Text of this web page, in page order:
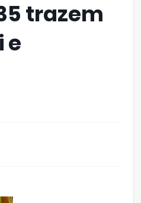
trazem
e